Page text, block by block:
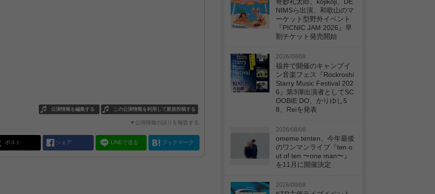
この公演情報を利用して新規投稿する
公演情報を編集する
▼公演情報の誤りを報告する
ポスト シェア LINEで送る ブックマーク
奇妙礼太郎、kojikoji、DE
NIMSら出演、和歌山のマ
ーケット型野外イベント
『PICNIC JAM 2026』早
割チケット発売開始
2026/08/08
福井で開催のキャンプイ
ン音楽フェス『Rockroshi
Starry Music Festival 202
6』第3弾出演者としてSC
OOBIE DO、かりゆし5
8、Reiを発表
2026/08/08
omeme tenten、今年最後
のワンマンライブ『ten o
ut of ten 〜one man〜』
を11月に開催決定
2026/08/08